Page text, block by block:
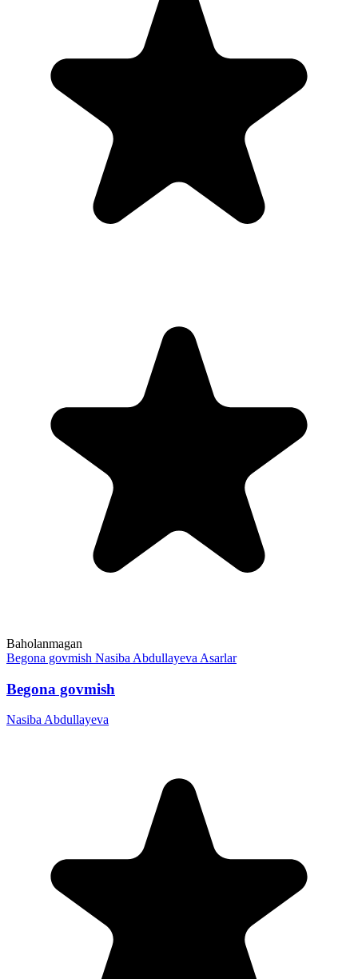
Baholanmagan
Begona govmish Nasiba Abdullayeva Asarlar
Begona govmish
Nasiba Abdullayeva